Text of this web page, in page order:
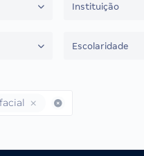
Instituição
Escolaridade